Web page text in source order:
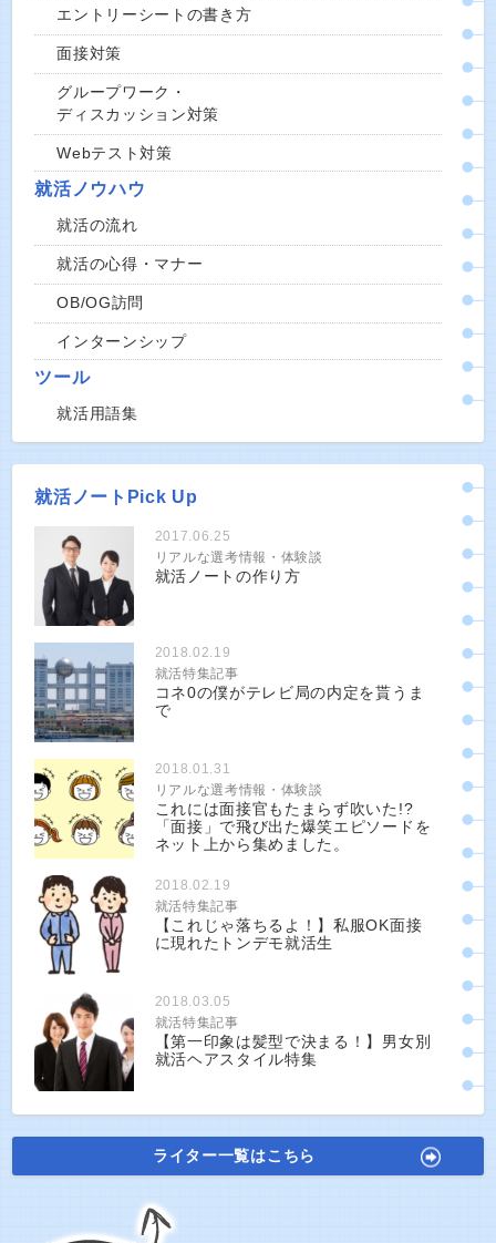
エントリーシートの書き方
面接対策
グループワーク・
ディスカッション対策
Webテスト対策
就活ノウハウ
就活の流れ
就活の心得・マナー
OB/OG訪問
インターンシップ
ツール
就活用語集
就活ノートPick Up
2017.06.25
リアルな選考情報・体験談
就活ノートの作り方
2018.02.19
就活特集記事
コネ0の僕がテレビ局の内定を貰うま
で
2018.01.31
リアルな選考情報・体験談
これには面接官もたまらず吹いた!?
「面接」で飛び出た爆笑エピソードを
ネット上から集めました。
2018.02.19
就活特集記事
【これじゃ落ちるよ！】私服OK面接
に現れたトンデモ就活生
2018.03.05
就活特集記事
【第一印象は髪型で決まる！】男女別
就活ヘアスタイル特集
ライター一覧はこちら